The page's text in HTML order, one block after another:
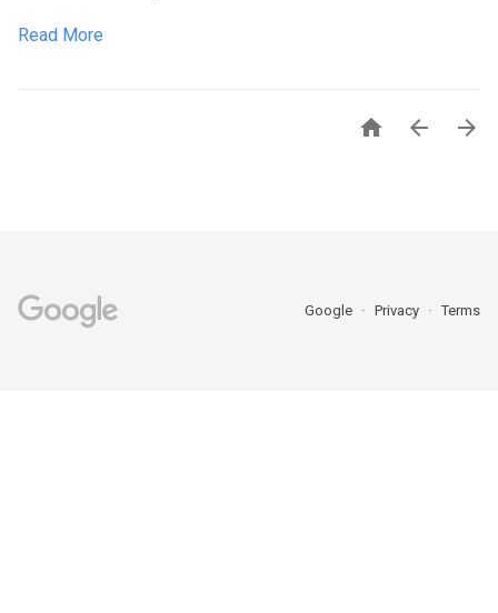
Read More
  
Google Privacy Terms